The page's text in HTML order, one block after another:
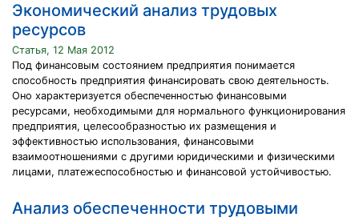
Экономический анализ трудовых
ресурсов
Статья, 12 Мая 2012
Под финансовым состоянием предприятия понимается
способность предприятия финансировать свою деятельность.
Оно характеризуется обеспеченностью финансовыми
ресурсами, необходимыми для нормального функционирования
предприятия, целесообразностью их размещения и
эффективностью использования, финансовыми
взаимоотношениями с другими юридическими и физическими
лицами, платежеспособностью и финансовой устойчивостью.
Анализ обеспеченности трудовыми